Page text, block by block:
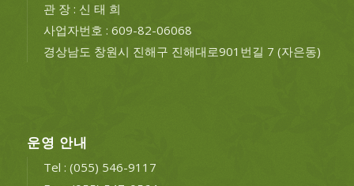
관 장 : 신 태 희
사업자번호 : 609-82-06068
경상남도 창원시 진해구 진해대로901번길 7 (자은동)
운영 안내
Tel : (055) 546-9117